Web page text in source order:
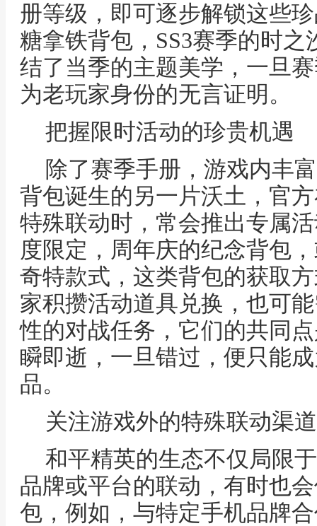
册等级，即可逐步解锁这些
糖拿铁背包，SS3赛季的时
结了当季的主题美学，一旦
为老玩家身份的无言证明。
把握限时活动的珍贵机遇
除了赛季手册，游戏内丰
背包诞生的另一片沃土，官
特殊联动时，常会推出专属
度限定，周年庆的纪念背包
奇特款式，这类背包的获取
家积攒活动道具兑换，也可
性的对战任务，它们的共同
瞬即逝，一旦错过，便只能
品。
关注游戏外的特殊联动渠道
和平精英的生态不仅局限
品牌或平台的联动，有时也
包，例如，与特定手机品牌